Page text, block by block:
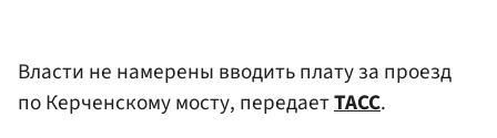
Власти не намерены вводить плату за проезд
по Керченскому мосту, передаетТАСС.